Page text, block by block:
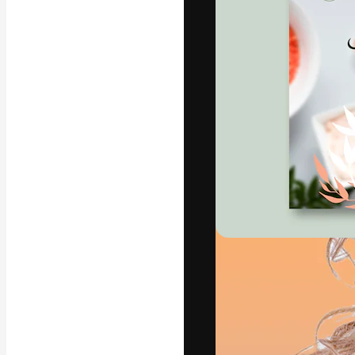
migliori lavori.
creativi,
Italiano
Copyright ©